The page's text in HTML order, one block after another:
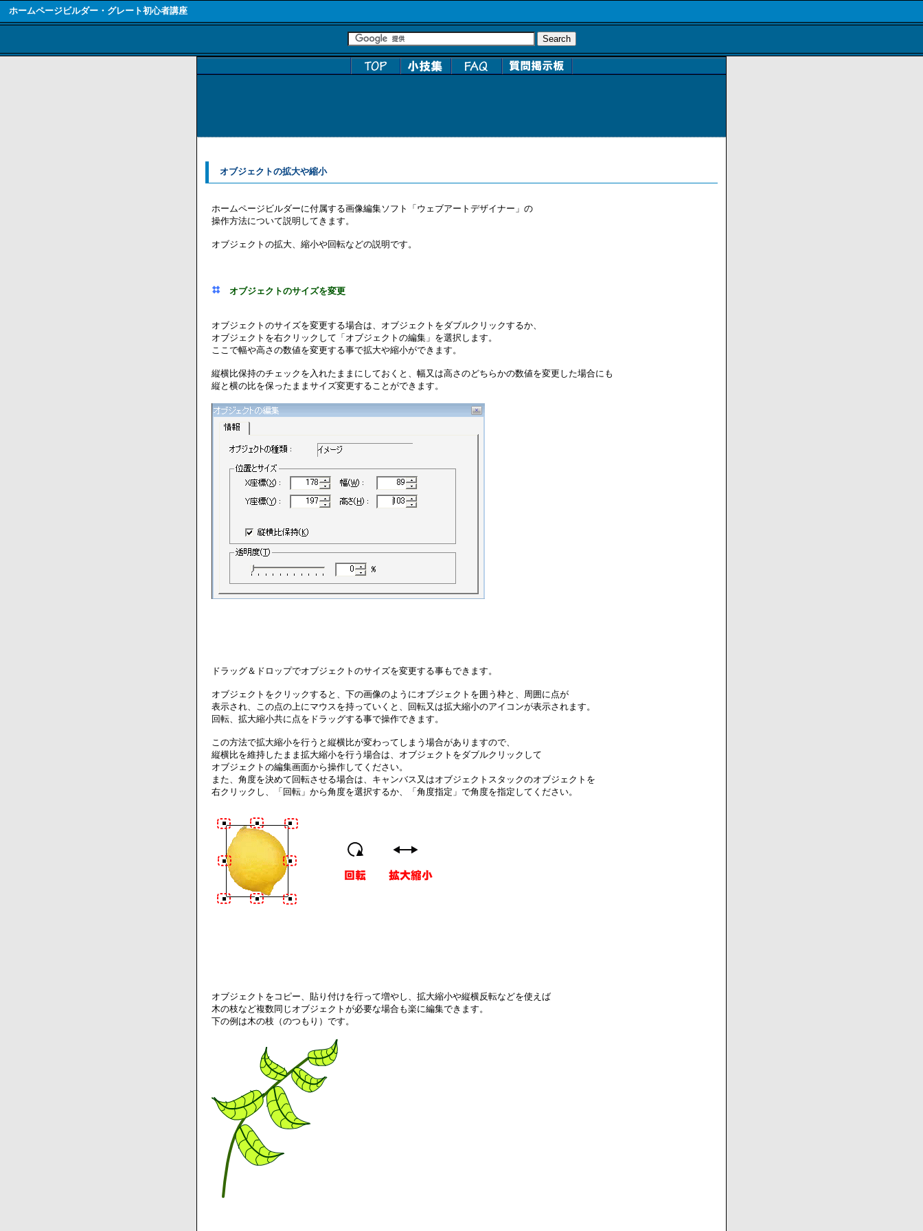
ホームページビルダー・グレート初心者講座
オブジェクトの拡大や縮小
ホームページビルダーに付属する画像編集ソフト「ウェブアートデザイナー」の
操作方法について説明してきます。
オブジェクトの拡大、縮小や回転などの説明です。
オブジェクトのサイズを変更
オブジェクトのサイズを変更する場合は、オブジェクトをダブルクリックするか、
オブジェクトを右クリックして「オブジェクトの編集」を選択します。
ここで幅や高さの数値を変更する事で拡大や縮小ができます。
縦横比保持のチェックを入れたままにしておくと、幅又は高さのどちらかの数値を変更した場合にも
縦と横の比を保ったままサイズ変更することができます。
ドラッグ＆ドロップでオブジェクトのサイズを変更する事もできます。
オブジェクトをクリックすると、下の画像のようにオブジェクトを囲う枠と、周囲に点が
表示され、この点の上にマウスを持っていくと、回転又は拡大縮小のアイコンが表示されます。
回転、拡大縮小共に点をドラッグする事で操作できます。
この方法で拡大縮小を行うと縦横比が変わってしまう場合がありますので、
縦横比を維持したまま拡大縮小を行う場合は、オブジェクトをダブルクリックして
オブジェクトの編集画面から操作してください。
また、角度を決めて回転させる場合は、キャンバス又はオブジェクトスタックのオブジェクトを
右クリックし、「回転」から角度を選択するか、「角度指定」で角度を指定してください。
オブジェクトをコピー、貼り付けを行って増やし、拡大縮小や縦横反転などを使えば
木の枝など複数同じオブジェクトが必要な場合も楽に編集できます。
下の例は木の枝（のつもり）です。